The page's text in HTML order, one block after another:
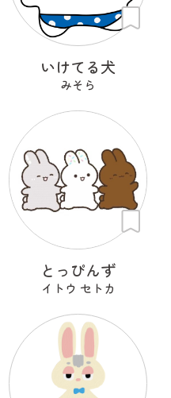
いけてる犬
みそら
とっぴんず
イトウ セトカ